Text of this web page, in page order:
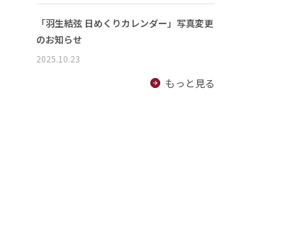
「羽生結弦 日めくりカレンダー」写真変更
のお知らせ
2025.10.23
もっと見る